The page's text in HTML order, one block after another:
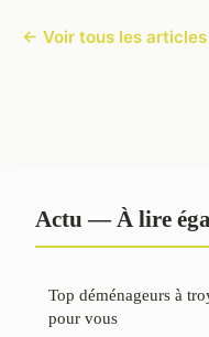
← Voir tous les
Actu — À lire
Top déménageurs à
pour vous